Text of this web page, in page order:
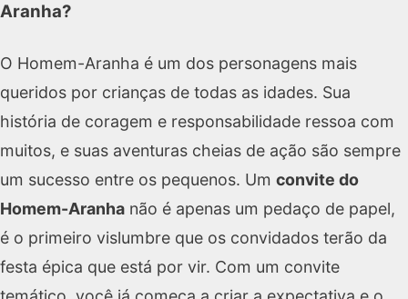
Aranha?
O Homem-Aranha é um dos personagens mais
queridos por crianças de todas as idades. Sua
história de coragem e responsabilidade ressoa com
muitos, e suas aventuras cheias de ação são sempre
um sucesso entre os pequenos. Um convite do
Homem-Aranha não é apenas um pedaço de papel,
é o primeiro vislumbre que os convidados terão da
festa épica que está por vir. Com um convite